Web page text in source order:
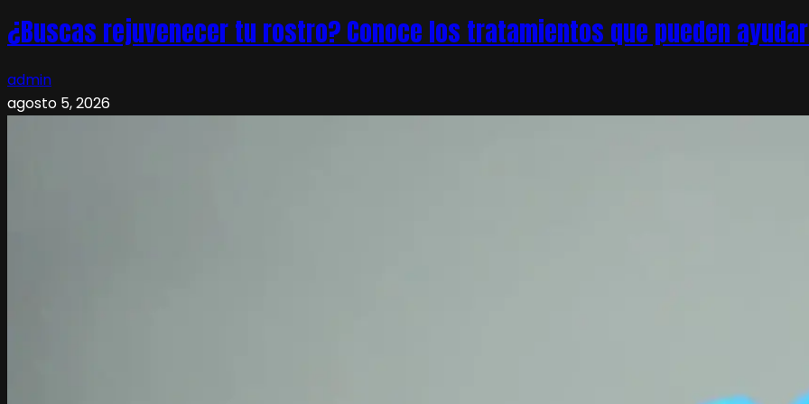
¿Buscas rejuvenecer tu rostro? Conoce los tratamientos que pueden
admin
agosto 5, 2026